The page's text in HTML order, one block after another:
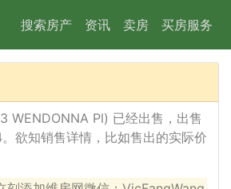
搜索房产 资讯 卖房 买房服务
WENDONNA Pl) 已经出售，出售
欲知销售详情，比如售出的实际价